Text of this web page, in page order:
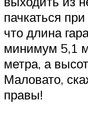
пачкаться
что длина
минимум 5,1
метра, а
Маловато,
правы!